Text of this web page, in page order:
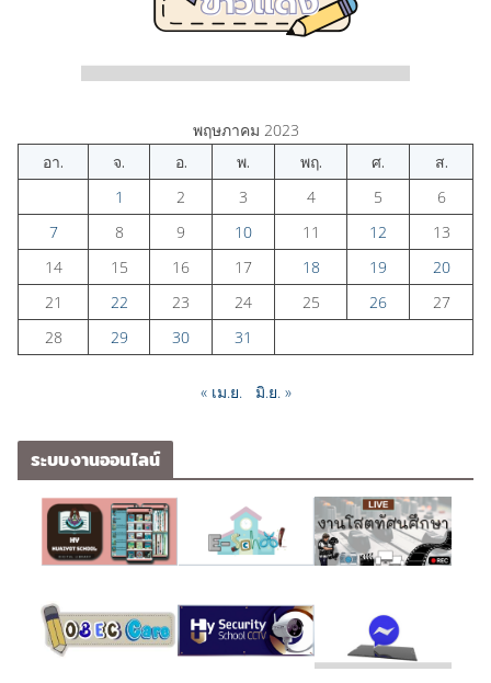
พฤษภาคม 2023
อา.
จ. อ. พ. พฤ. ศ.
ส.
1
2 3 4 5
6
7
8 9 10 11 12
13
14
15 16 17 18 19
20
21
22 23 24 25 26
27
28
29 30 31
« เม.ย. มิ.ย. »
ระบบงานออนไลน์